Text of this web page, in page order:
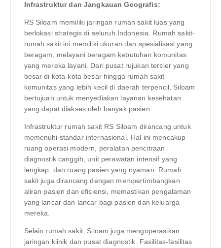
Infrastruktur dan Jangkauan Geografis:
RS Siloam memiliki jaringan rumah sakit luas yang
berlokasi strategis di seluruh Indonesia. Rumah sakit-
rumah sakit ini memiliki ukuran dan spesialisasi yang
beragam, melayani beragam kebutuhan komunitas
yang mereka layani. Dari pusat rujukan tersier yang
besar di kota-kota besar hingga rumah sakit
komunitas yang lebih kecil di daerah terpencil, Siloam
bertujuan untuk menyediakan layanan kesehatan
yang dapat diakses oleh banyak pasien.
Infrastruktur rumah sakit RS Siloam dirancang untuk
memenuhi standar internasional. Hal ini mencakup
ruang operasi modern, peralatan pencitraan
diagnostik canggih, unit perawatan intensif yang
lengkap, dan ruang pasien yang nyaman. Rumah
sakit juga dirancang dengan mempertimbangkan
aliran pasien dan efisiensi, memastikan pengalaman
yang lancar dan lancar bagi pasien dan keluarga
mereka.
Selain rumah sakit, Siloam juga mengoperasikan
jaringan klinik dan pusat diagnostik. Fasilitas-fasilitas